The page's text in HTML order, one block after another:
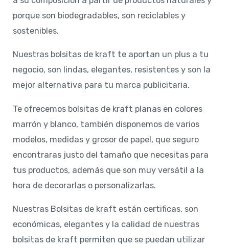
porque son biodegradables, son reciclables y
sostenibles.
Nuestras bolsitas de kraft te aportan un plus a tu
negocio, son lindas, elegantes, resistentes y son la
mejor alternativa para tu marca publicitaria.
Te ofrecemos bolsitas de kraft planas en colores
marrón y blanco, también disponemos de varios
modelos, medidas y grosor de papel, que seguro
encontraras justo del tamaño que necesitas para
tus productos, además que son muy versátil a la
hora de decorarlas o personalizarlas.
Nuestras Bolsitas de kraft están certificas, son
económicas, elegantes y la calidad de nuestras
bolsitas de kraft permiten que se puedan utilizar